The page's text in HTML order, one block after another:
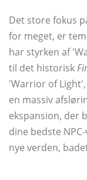
Det store fokus
for meget, er
har styrken af
til det historisk
'Warrior of
en massiv
ekspansion, der
dine bedste
nye verden,